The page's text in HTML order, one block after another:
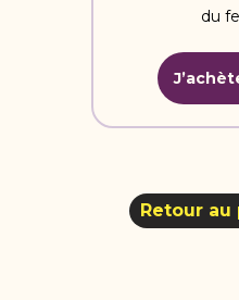
du
Retour au